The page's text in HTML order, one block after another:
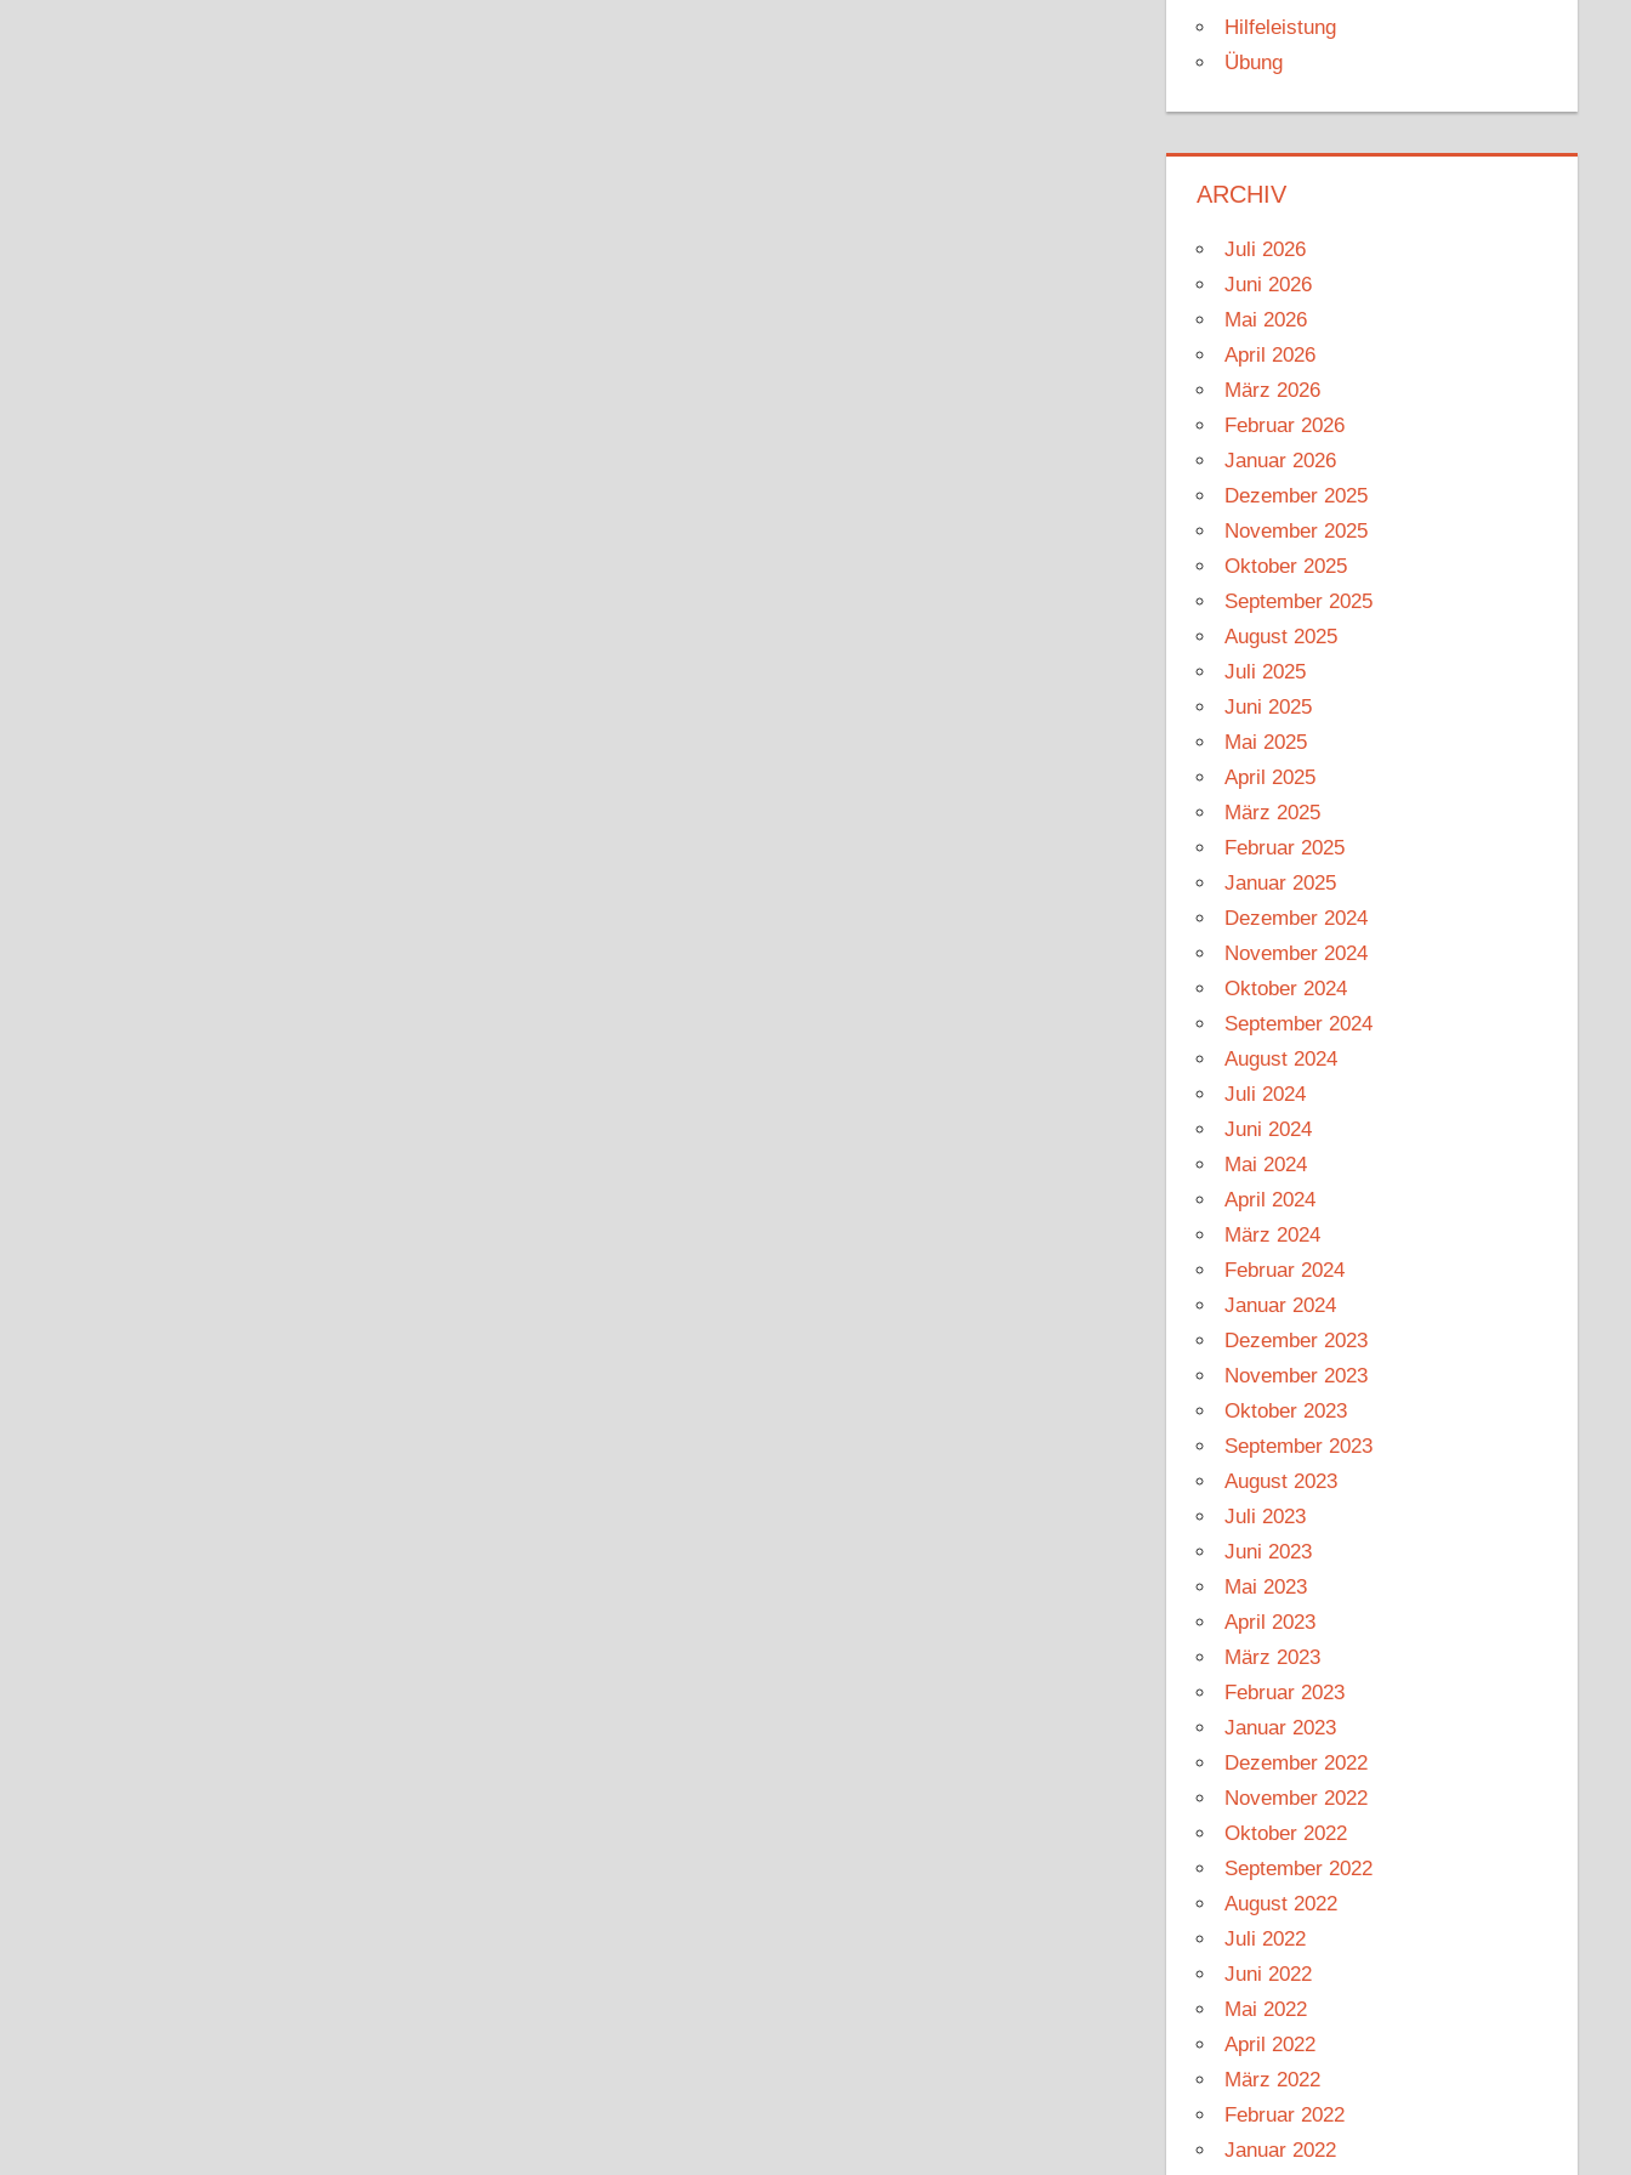
Hilfeleistung
Übung
ARCHIV
Juli 2026
Juni 2026
Mai 2026
April 2026
März 2026
Februar 2026
Januar 2026
Dezember 2025
November 2025
Oktober 2025
September 2025
August 2025
Juli 2025
Juni 2025
Mai 2025
April 2025
März 2025
Februar 2025
Januar 2025
Dezember 2024
November 2024
Oktober 2024
September 2024
August 2024
Juli 2024
Juni 2024
Mai 2024
April 2024
März 2024
Februar 2024
Januar 2024
Dezember 2023
November 2023
Oktober 2023
September 2023
August 2023
Juli 2023
Juni 2023
Mai 2023
April 2023
März 2023
Februar 2023
Januar 2023
Dezember 2022
November 2022
Oktober 2022
September 2022
August 2022
Juli 2022
Juni 2022
Mai 2022
April 2022
März 2022
Februar 2022
Januar 2022